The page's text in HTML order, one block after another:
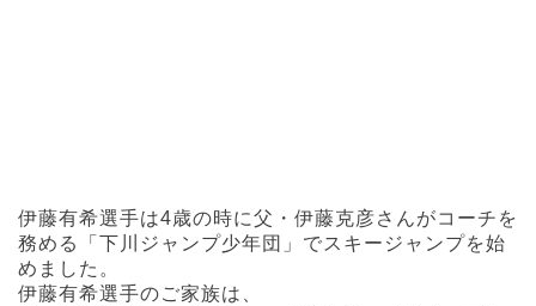
伊藤有希選手は4歳の時に父・伊藤克彦さんがコーチを
務める「下川ジャンプ少年団」でスキージャンプを始
めました。
伊藤有希選手のご家族は、